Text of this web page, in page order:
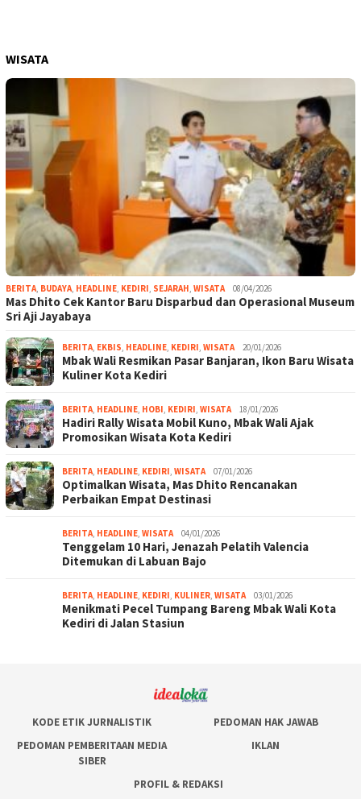
WISATA
BERITA, BUDAYA, HEADLINE, KEDIRI, SEJARAH, WISATA 08/04/2026
Mas Dhito Cek Kantor Baru Disparbud dan Operasional Museum
Sri Aji Jayabaya
BERITA, EKBIS, HEADLINE, KEDIRI, WISATA 20/01/2026
Mbak Wali Resmikan Pasar Banjaran, Ikon Baru Wisata
Kuliner Kota Kediri
BERITA, HEADLINE, HOBI, KEDIRI, WISATA 18/01/2026
Hadiri Rally Wisata Mobil Kuno, Mbak Wali Ajak
Promosikan Wisata Kota Kediri
BERITA, HEADLINE, KEDIRI, WISATA 07/01/2026
Optimalkan Wisata, Mas Dhito Rencanakan
Perbaikan Empat Destinasi
BERITA, HEADLINE, WISATA 04/01/2026
Tenggelam 10 Hari, Jenazah Pelatih Valencia
Ditemukan di Labuan Bajo
BERITA, HEADLINE, KEDIRI, KULINER, WISATA 03/01/2026
Menikmati Pecel Tumpang Bareng Mbak Wali Kota
Kediri di Jalan Stasiun
KODE ETIK JURNALISTIK
PEDOMAN HAK JAWAB
PEDOMAN PEMBERITAAN MEDIA
SIBER
IKLAN
PROFIL & REDAKSI